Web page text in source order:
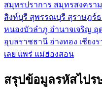
สมุทรปราการ สมุทรสงคราม
สิงห์บุรี สุพรรณบุรี สุราษฎร์
หนองบัวลำภู อำนาจเจริญ อุ
อุบลราชธานี อ่างทอง เชียงร
เลย แพร่ แม่ฮ่องสอน
สรุปข้อมูลรหัสไป